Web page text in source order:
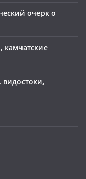
очерк о
камчатские